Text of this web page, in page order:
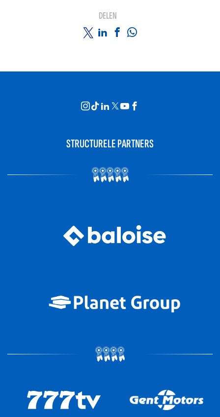
DELEN
STRUCTURELE PARTNERS